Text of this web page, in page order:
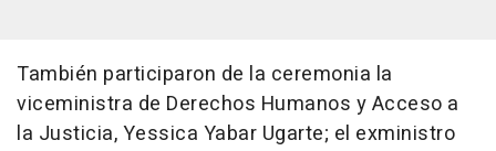
También participaron de la ceremonia la
viceministra de Derechos Humanos y Acceso a
la Justicia, Yessica Yabar Ugarte; el exministro